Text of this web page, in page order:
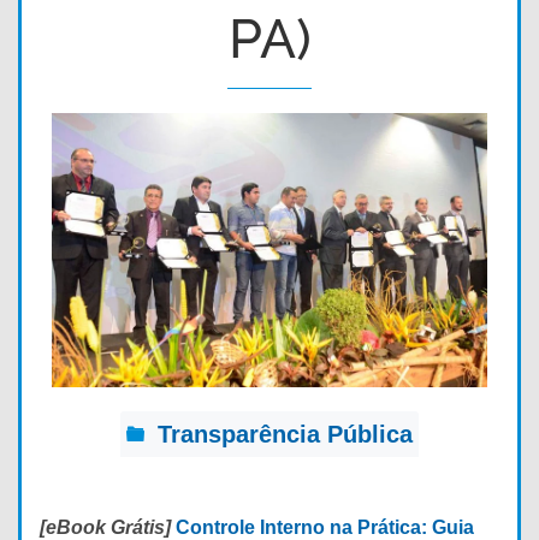
PA)
Transparência Pública
[eBook Grátis]Controle Interno na Prática: Guia